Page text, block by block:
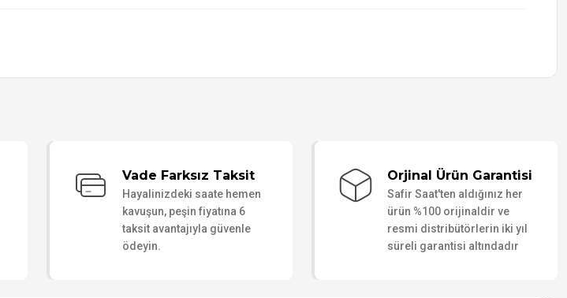
Vade Farksız Taksit
Hayalinizdeki saate hemen
kavuşun, peşin fiyatına 6
taksit avantajıyla güvenle
ödeyin.
Orjinal Ürün Garantisi
Safir Saat'ten aldığınız her
ürün %100 orijinaldir ve
resmi distribütörlerin iki yıl
süreli garantisi altındadır